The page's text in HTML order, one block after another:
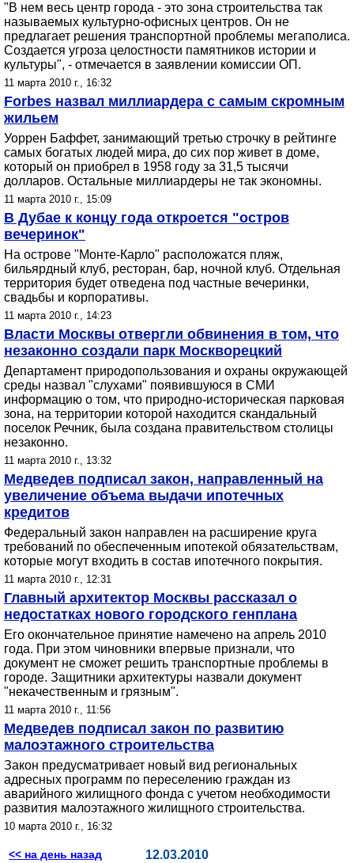
"В нем весь центр города - это зона строительства так
называемых культурно-офисных центров. Он не
предлагает решения транспортной проблемы мегаполиса.
Создается угроза целостности памятников истории и
культуры", - отмечается в заявлении комиссии ОП.
11 марта 2010 г., 16:32
Forbes назвал миллиардера с самым скромным
жильем
Уоррен Баффет, занимающий третью строчку в рейтинге
самых богатых людей мира, до сих пор живет в доме,
который он приобрел в 1958 году за 31,5 тысячи
долларов. Остальные миллиардеры не так экономны.
11 марта 2010 г., 15:09
В Дубае к концу года откроется "остров
вечеринок"
На острове "Монте-Карло" расположатся пляж,
бильярдный клуб, ресторан, бар, ночной клуб. Отдельная
территория будет отведена под частные вечеринки,
свадьбы и корпоративы.
11 марта 2010 г., 14:23
Власти Москвы отвергли обвинения в том, что
незаконно создали парк Москворецкий
Департамент природопользования и охраны окружающей
среды назвал "слухами" появившуюся в СМИ
информацию о том, что природно-историческая парковая
зона, на территории которой находится скандальный
поселок Речник, была создана правительством столицы
незаконно.
11 марта 2010 г., 13:32
Медведев подписал закон, направленный на
увеличение объема выдачи ипотечных
кредитов
Федеральный закон направлен на расширение круга
требований по обеспеченным ипотекой обязательствам,
которые могут входить в состав ипотечного покрытия.
11 марта 2010 г., 12:31
Главный архитектор Москвы рассказал о
недостатках нового городского генплана
Его окончательное принятие намечено на апрель 2010
года. При этом чиновники впервые признали, что
документ не сможет решить транспортные проблемы в
городе. Защитники архитектуры назвали документ
"некачественным и грязным".
11 марта 2010 г., 11:56
Медведев подписал закон по развитию
малоэтажного строительства
Закон предусматривает новый вид региональных
адресных программ по переселению граждан из
аварийного жилищного фонда с учетом необходимости
развития малоэтажного жилищного строительства.
10 марта 2010 г., 16:32
<< на день назад 12.03.2010